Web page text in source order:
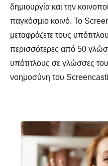
δημιουργία και την
παγκόσμιο κοινό. Το
μεταφράζετε τους
περισσότερες από 50
υπότιτλους σε γλώσσες
νοημοσύνη του